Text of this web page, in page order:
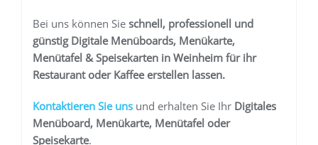
Bei uns können Sie schnell, professionell und
günstig Digitale Menüboards, Menükarte,
Menütafel & Speisekarten in Weinheim für ihr
Restaurant oder Kaffee erstellen lassen.
Kontaktieren Sie uns und erhalten Sie Ihr Digitales
Menüboard, Menükarte, Menütafel oder
Speisekarte.